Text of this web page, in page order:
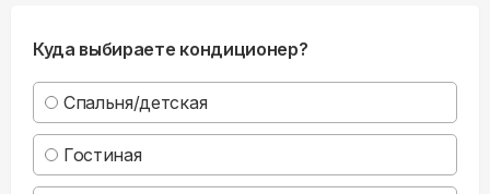
Куда выбираете кондиционер?
Спальня/детская
Гостиная